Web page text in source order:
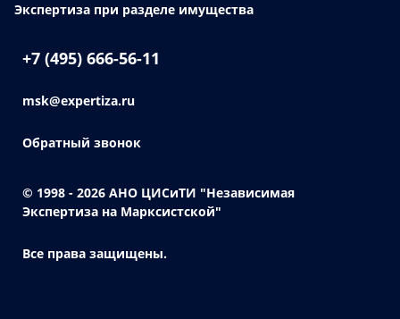
Экспертиза при разделе имущества
+7 (495) 666-56-11
msk@expertiza.ru
Обратный звонок
© 1998 - 2026 АНО ЦИСиТИ "Независимая
Экспертиза на Марксистской"
Все права защищены.